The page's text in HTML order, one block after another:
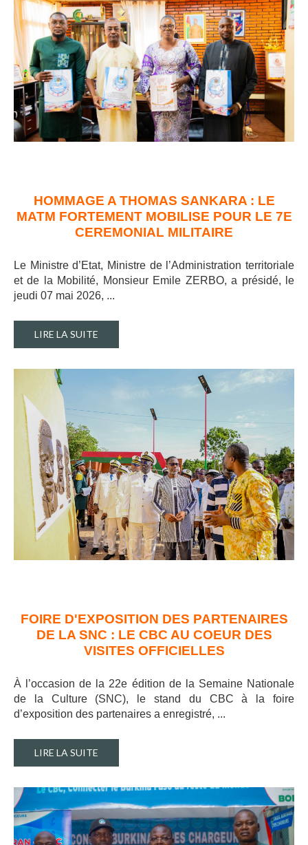
HOMMAGE A THOMAS SANKARA : LE
MATM FORTEMENT MOBILISE POUR LE 7E
CEREMONIAL MILITAIRE
Le Ministre d’Etat, Ministre de l’Administration territoriale
et de la Mobilité, Monsieur Emile ZERBO, a présidé, le
jeudi 07 mai 2026, ...
LIRE LA SUITE
FOIRE D'EXPOSITION DES PARTENAIRES
DE LA SNC : LE CBC AU COEUR DES
VISITES OFFICIELLES
À l’occasion de la 22e édition de la Semaine Nationale
de la Culture (SNC), le stand du CBC à la foire
d’exposition des partenaires a enregistré, ...
LIRE LA SUITE